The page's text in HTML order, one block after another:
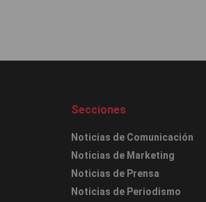
Secciones
Noticias de Comunicación
Noticias de Marketing
Noticias de Prensa
Noticias de Periodismo